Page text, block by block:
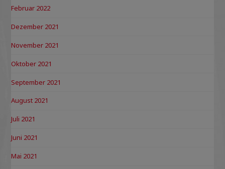
Februar 2022
Dezember 2021
November 2021
Oktober 2021
September 2021
August 2021
Juli 2021
Juni 2021
Mai 2021